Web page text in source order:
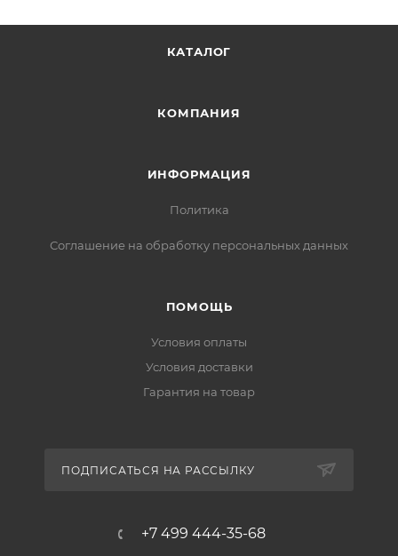
КАТАЛОГ
КОМПАНИЯ
ИНФОРМАЦИЯ
Политика
Соглашение на обработку персональных данных
ПОМОЩЬ
Условия оплаты
Условия доставки
Гарантия на товар
ПОДПИСАТЬСЯ НА РАССЫЛКУ
+7 499 444-35-68